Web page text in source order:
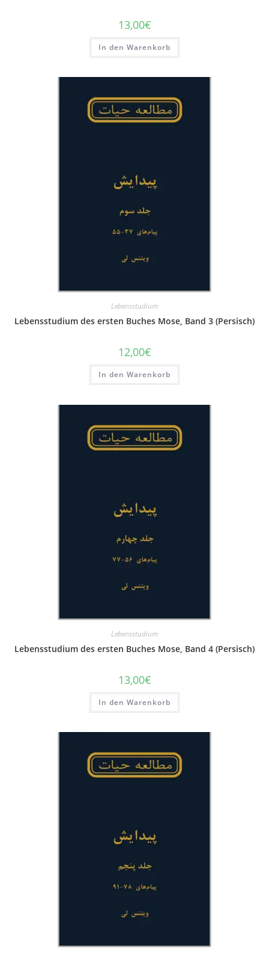
13,00€
In den Warenkorb
Lebensstudium
Lebensstudium des ersten Buches Mose, Band 3 (Persisch)
12,00€
In den Warenkorb
Lebensstudium
Lebensstudium des ersten Buches Mose, Band 4 (Persisch)
13,00€
In den Warenkorb